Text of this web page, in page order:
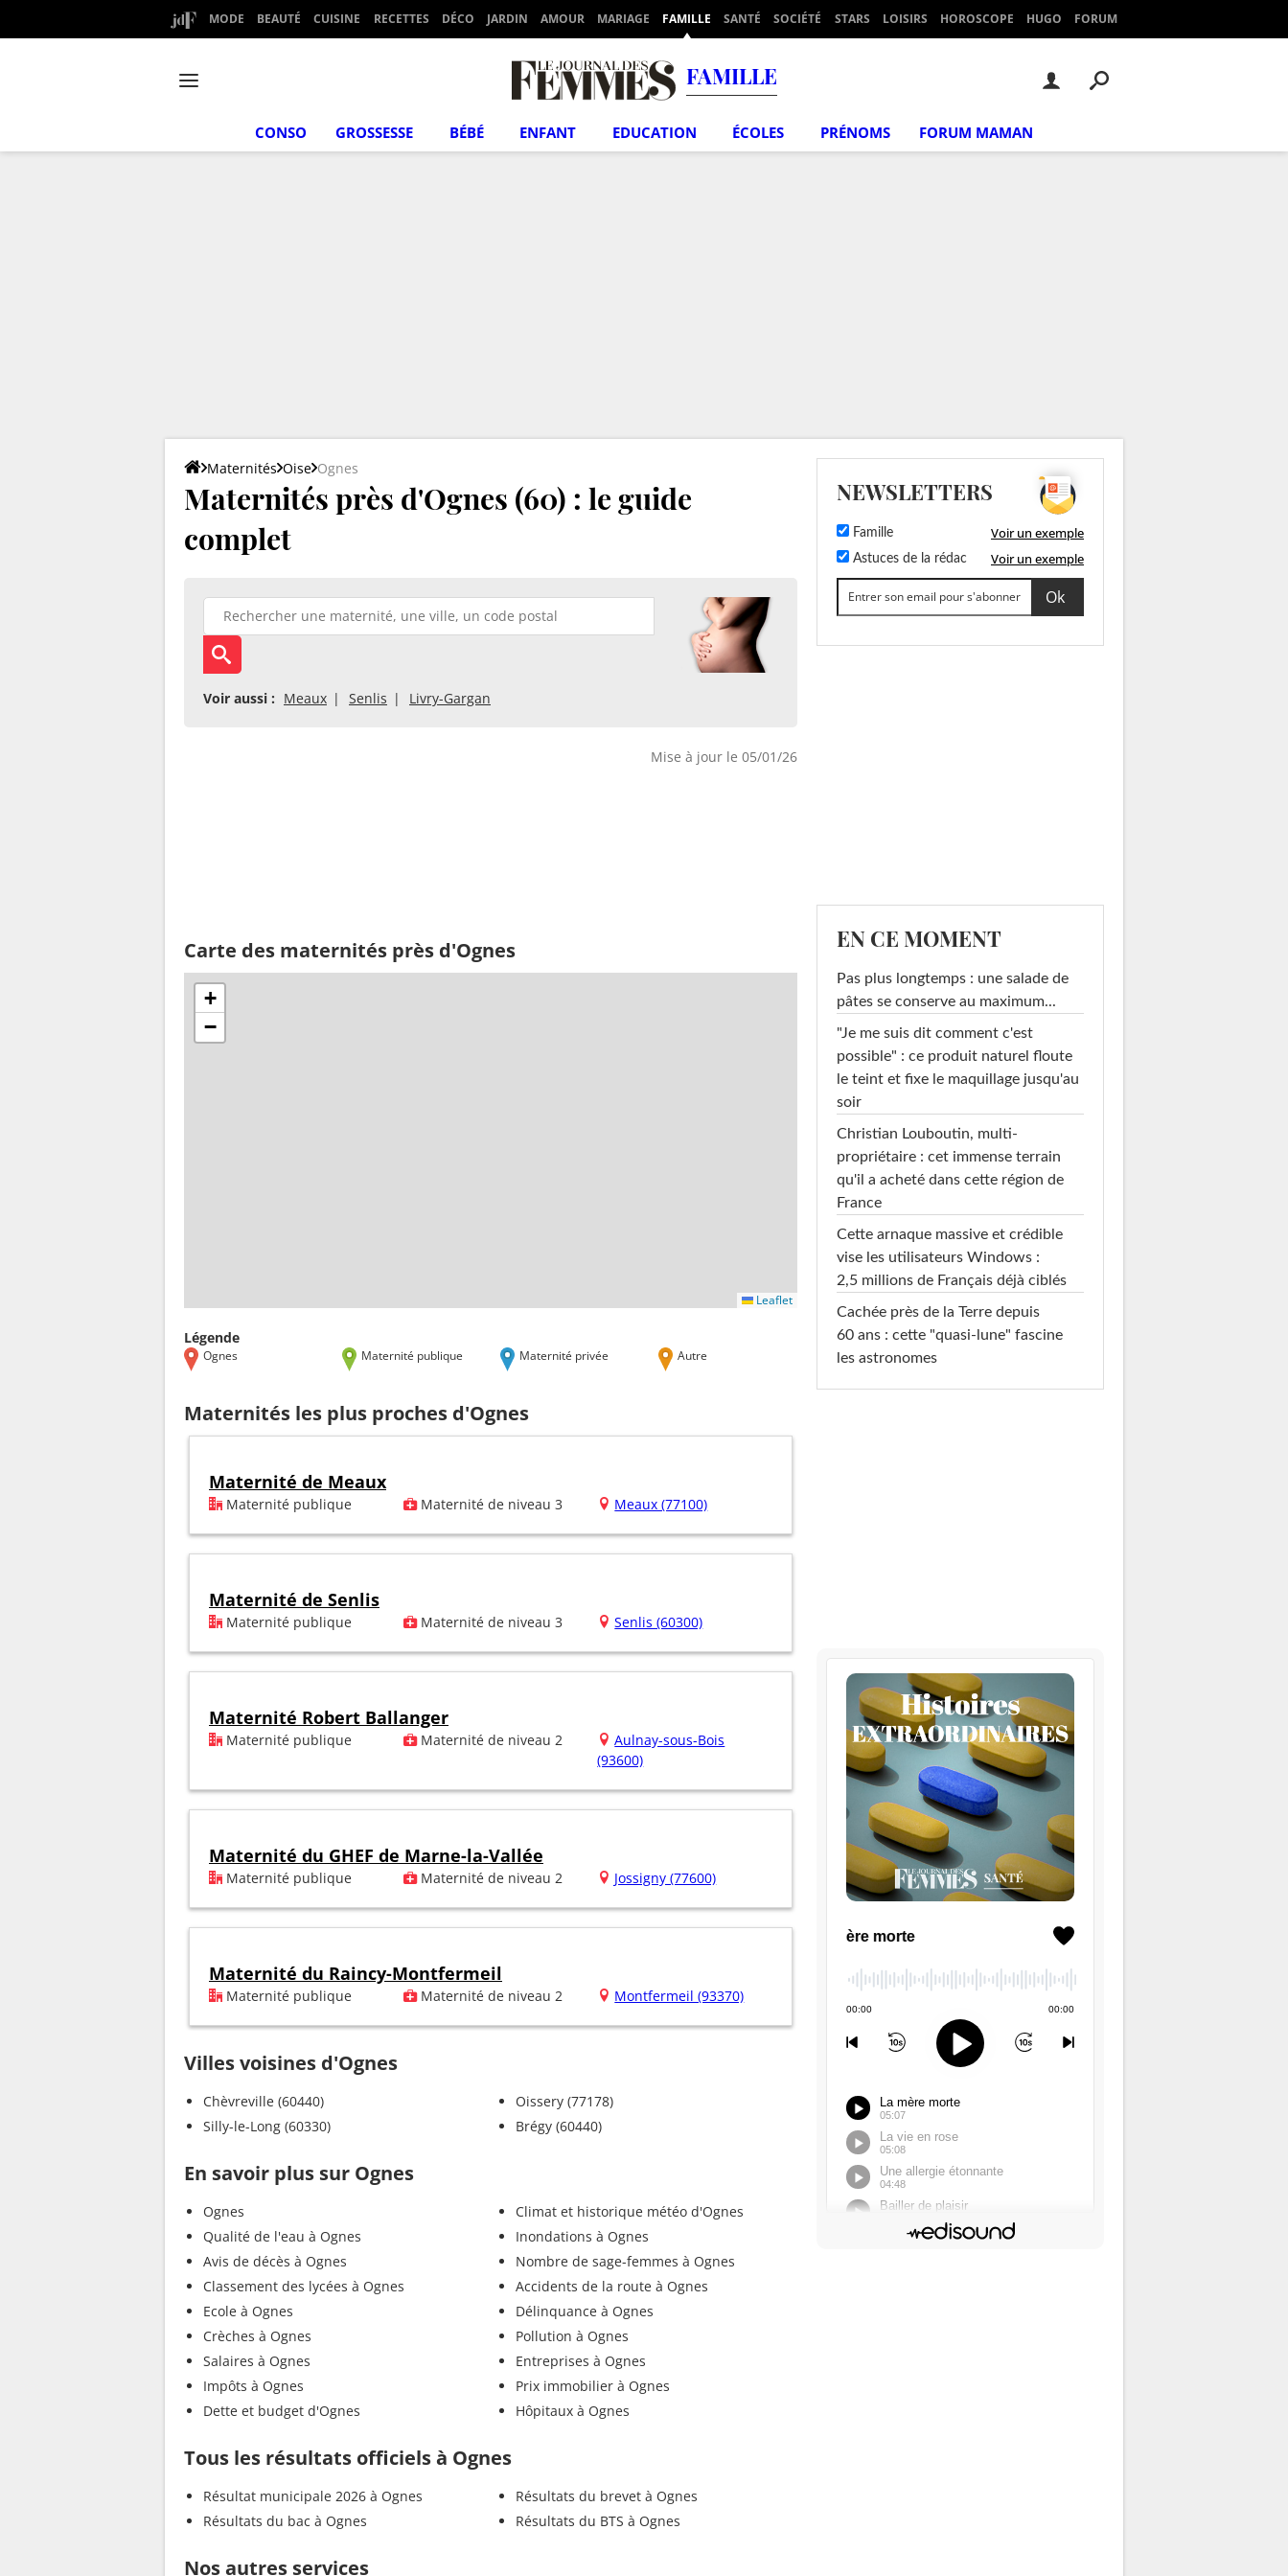
MODE BEAUTÉ CUISINE RECETTES DÉCO JARDIN AMOUR MARIAGE FAMILLE SANTÉ SOCIÉTÉ STARS LOISIRS HOROSCOPE HUGO FORUM
FAMILLE
CONSO GROSSESSE BÉBÉ ENFANT EDUCATION ÉCOLES PRÉNOMS FORUM MAMAN
Maternités Oise Ognes
Maternités près d'Ognes (60) : le guide
complet
Voir aussi : Meaux Senlis Livry-Gargan
Mise à jour le 05/01/26
Carte des maternités près d'Ognes
+
−
Leaflet
Légende
Ognes Maternité publique Maternité privée Autre
Maternités les plus proches d'Ognes
Maternité de Meaux
Maternité publique Maternité de niveau 3 Meaux (77100)
Maternité de Senlis
Maternité publique Maternité de niveau 3 Senlis (60300)
Maternité Robert Ballanger
Maternité publique Maternité de niveau 2
Aulnay-sous-Bois
(93600)
Maternité du GHEF de Marne-la-Vallée
Maternité publique Maternité de niveau 2 Jossigny (77600)
Maternité du Raincy-Montfermeil
Maternité publique Maternité de niveau 2 Montfermeil (93370)
Villes voisines d'Ognes
Chèvreville (60440)
Silly-le-Long (60330)
Oissery (77178)
Brégy (60440)
En savoir plus sur Ognes
Ognes
Qualité de l'eau à Ognes
Avis de décès à Ognes
Classement des lycées à Ognes
Ecole à Ognes
Crèches à Ognes
Salaires à Ognes
Impôts à Ognes
Dette et budget d'Ognes
Climat et historique météo d'Ognes
Inondations à Ognes
Nombre de sage-femmes à Ognes
Accidents de la route à Ognes
Délinquance à Ognes
Pollution à Ognes
Entreprises à Ognes
Prix immobilier à Ognes
Hôpitaux à Ognes
Tous les résultats officiels à Ognes
Résultat municipale 2026 à Ognes
Résultats du bac à Ognes
Résultats du brevet à Ognes
Résultats du BTS à Ognes
Nos autres services
NEWSLETTERS
Famille Voir un exemple
Astuces de la rédac Voir un exemple
EN CE MOMENT
Pas plus longtemps : une salade de
pâtes se conserve au maximum...
"Je me suis dit comment c'est
possible" : ce produit naturel floute
le teint et fixe le maquillage jusqu'au
soir
Christian Louboutin, multi-
propriétaire : cet immense terrain
qu'il a acheté dans cette région de
France
Cette arnaque massive et crédible
vise les utilisateurs Windows :
2,5 millions de Français déjà ciblés
Cachée près de la Terre depuis
60 ans : cette "quasi-lune" fascine
les astronomes